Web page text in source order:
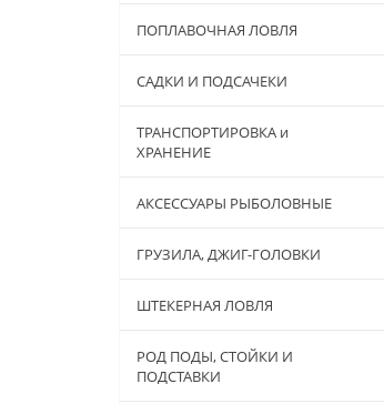
ПОПЛАВОЧНАЯ ЛОВЛЯ
САДКИ И ПОДСАЧЕКИ
ТРАНСПОРТИРОВКА и
ХРАНЕНИЕ
АКСЕССУАРЫ РЫБОЛОВНЫЕ
ГРУЗИЛА, ДЖИГ-ГОЛОВКИ
ШТЕКЕРНАЯ ЛОВЛЯ
РОД ПОДЫ, СТОЙКИ И
ПОДСТАВКИ